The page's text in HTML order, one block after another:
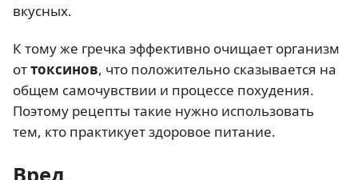
вкусных.
К тому же гречка эффективно очищает организм
оттоксинов, что положительно сказывается на
общем самочувствии и процессе похудения.
Поэтому рецепты такие нужно использовать
тем, кто практикует здоровое питание.
Вред